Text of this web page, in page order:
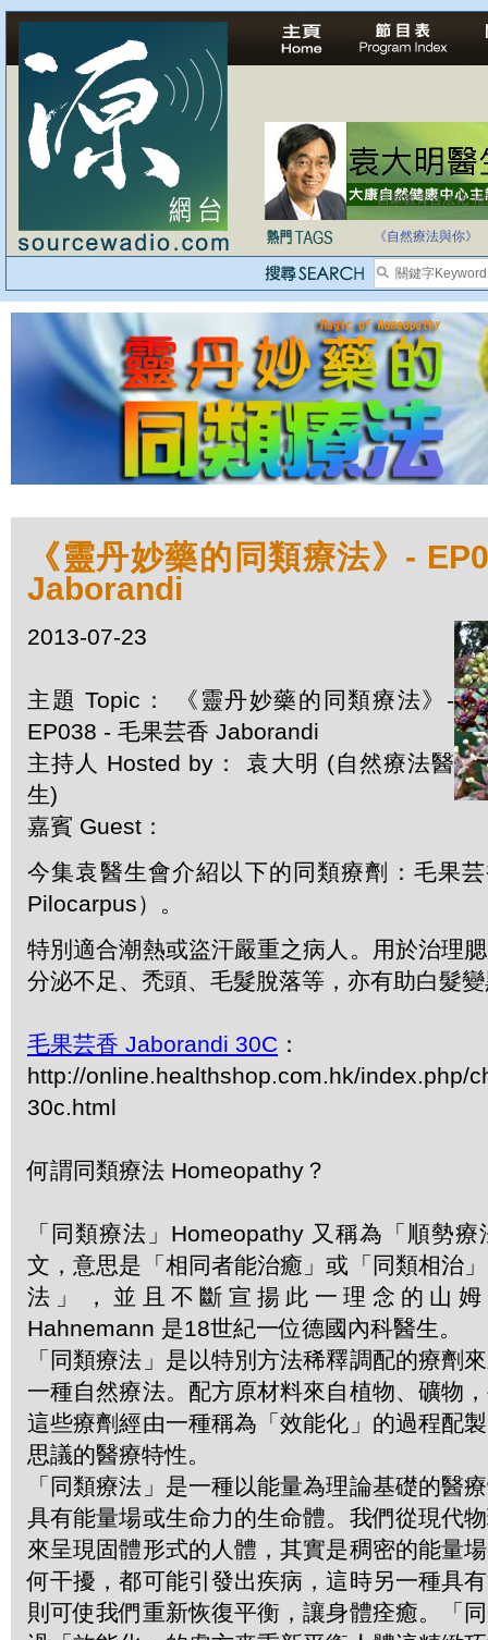
自家教育合法化-
《自然療法與你》
《靈丹妙藥的同類療法》-
Jaborandi
2013-07-23
主題 Topic： 《靈丹妙藥的同類療法》-
EP038 - 毛果芸香 Jaborandi
主持人 Hosted by： 袁大明 (自然療法醫
生)
嘉賓 Guest：
今集袁醫生會介紹以下的同類療劑：毛果
Pilocarpus）。
特別適合潮熱或盜汗嚴重之病人。用於治理
分泌不足、禿頭、毛髮脫落等，亦有助白髮
毛果芸香 Jaborandi 30C ：
http://online.healthshop.com.hk/index.php/
30c.html
何謂同類療法 Homeopathy？
「同類療法」Homeopathy 又稱為「順勢
文，意思是「相同者能治癒」或「同類相治
法」，並且不斷宣揚此一理念的山姆
Hahnemann 是18世紀一位德國內科醫生。
「同類療法」是以特別方法稀釋調配的療劑
一種自然療法。配方原材料來自植物、礦物
這些療劑經由一種稱為「效能化」的過程配
思議的醫療特性。
「同類療法」是一種以能量為理論基礎的醫
具有能量場或生命力的生命體。我們從現代
來呈現固體形式的人體，其實是稠密的能量
何干擾，都可能引發出疾病，這時另一種具
則可使我們重新恢復平衡，讓身體痊癒。「